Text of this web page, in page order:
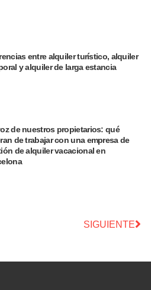
entre alquiler turístico, alquiler
y alquiler de larga estancia
de nuestros propietarios: qué
de trabajar con una empresa de
de alquiler vacacional en
SIGUIENTE